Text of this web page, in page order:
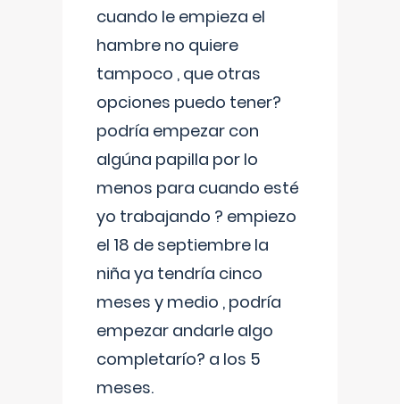
cuando le empieza el
hambre no quiere
tampoco , que otras
opciones puedo tener?
podría empezar con
algúna papilla por lo
menos para cuando esté
yo trabajando ? empiezo
el 18 de septiembre la
niña ya tendría cinco
meses y medio , podría
empezar andarle algo
completarío? a los 5
meses.